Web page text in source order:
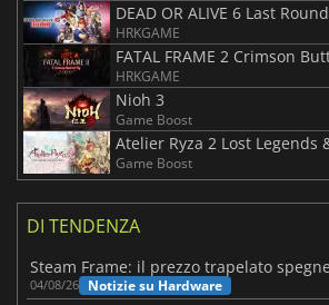
DEAD OR ALIVE 6 Last Round
HRKGAME
HRKGAME
Nioh 3
Game Boost
Game Boost
DI TENDENZA
04/08/26 Notizie su Hardware